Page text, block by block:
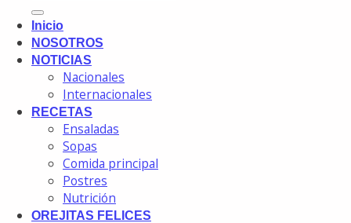
Inicio
NOSOTROS
NOTICIAS
Nacionales
Internacionales
RECETAS
Ensaladas
Sopas
Comida principal
Postres
Nutrición
OREJITAS FELICES